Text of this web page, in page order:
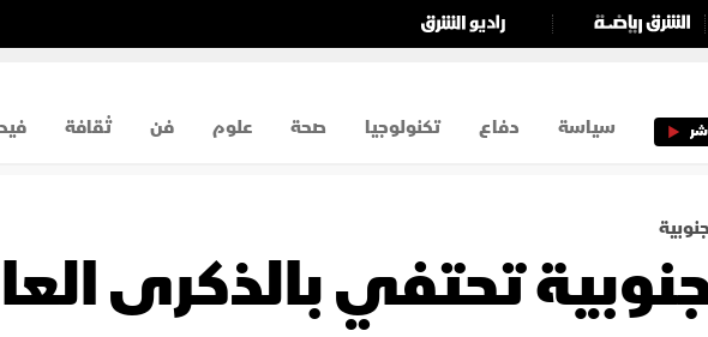
سياسة دفاع تكنولوجيا صحة علوم فن ثقافة
تحتفي بالذكرى